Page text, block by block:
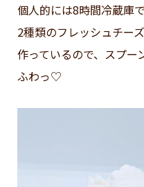
個人的には8時間冷蔵庫
2種類のフレッシュチー
作っているので、スプー
ふわっ♡